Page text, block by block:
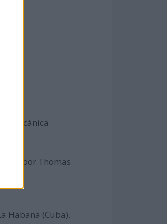
Balcánica.
por Thomas
Habana (Cuba).